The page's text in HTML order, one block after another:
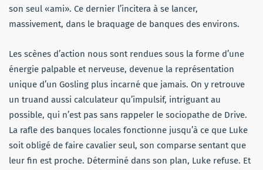
son seul «ami». Ce dernier l’incitera à se lancer,
massivement, dans le braquage de banques des environs.
Les scènes d’action nous sont rendues sous la forme d’une
énergie palpable et nerveuse, devenue la représentation
unique d’un Gosling plus incarné que jamais. On y retrouve
un truand aussi calculateur qu’impulsif, intriguant au
possible, qui n’est pas sans rappeler le sociopathe de Drive.
La rafle des banques locales fonctionne jusqu’à ce que Luke
soit obligé de faire cavalier seul, son comparse sentant que
leur fin est proche. Déterminé dans son plan, Luke refuse. Et